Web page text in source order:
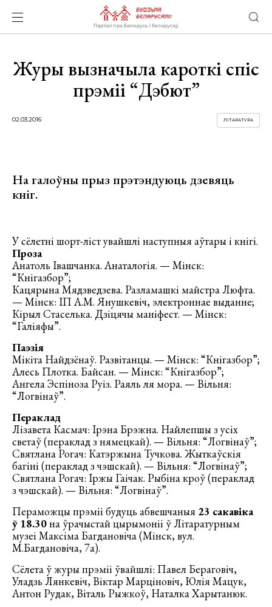
Журы вызначыла кароткі спіс
прэміі “Дэбют”
02.03.2016 ЛІТАРАТУРА
На галоўны прыз прэтэндуюць дзевяць
кніг.
У сёлетні шорт-ліст увайшлі наступныя аўтары і кнігі.
Проза
Анатоль Івашчанка. Анаталогія. — Мінск:
“Кнігазбор”;
Кацярына Мядзведзева. Разламашкі майстра Люфта.
— Мінск: ІП А.М. Янушкевіч, электроннае выданне;
Кірыл Стаселька. Дзіцячы маніфест. — Мінск:
“Галіяфы”.
Паэзія
Мікіта Найдзёнаў. Развітанцы. — Мінск: “Кнігазбор”;
Алесь Плотка. Байсан. — Мінск: “Кнігазбор”;
Ангела Эспіноза Руіз. Раяль ля мора. — Вільня:
“Логвінаў”.
Пераклад
Лізавета Касмач: Ірэна Брэжна. Найлепшы з усіх
светаў (пераклад з нямецкай). — Вільня: “Логвінаў”;
Святлана Рогач: Катэржына Тучкова. Жыткаўскія
багіні (пераклад з чэшскай). — Вільня: “Логвінаў”;
Святлана Рогач: Іржы Гаічак. Рыбіна кроў (пераклад
з чэшскай). — Вільня: “Логвінаў”.
Пераможцы прэміі будуць абвешчаныя 23 сакавіка
ў 18.30на ўрачыстай цырымоніі ў Літаратурным
музеі Максіма Багдановіча (Мінск, вул.
М.Багдановіча, 7а).
Сёлета ў журы прэміі ўвайшлі: Павел Бераговіч,
Уладзь Лянкевіч, Віктар Марціновіч, Юлія Мацук,
Антон Рудак, Віталь Рыжкоў, Наталка Харытанюк.